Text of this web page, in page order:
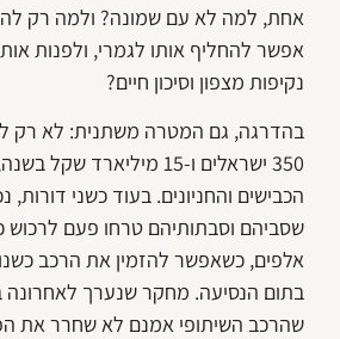
אחת, למה לא עם שמונה? ולמה רק
אפשר להחליף אותו לגמרי, ולפנות
נקיפות מצפון וסיכון חיים?
בהדרגה, גם המטרה משתנית: לא רק
350 ישראלים ו-15
הכבישים והחניונים. בעוד כשני דורות,
שסביהם וסבתותיהם טרחו פעם לרכוש
אלפים, כשאפשר להזמין את הרכב
בתום הנסיעה. מחקר שנערך לאחרונה
שהרכב השיתופי אמנם לא שחרר את